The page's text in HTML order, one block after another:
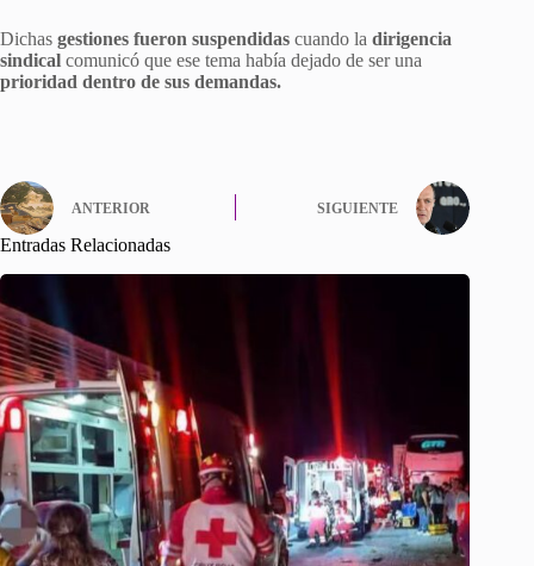
Dichas gestiones fueron suspendidas cuando la dirigencia
sindical comunicó que ese tema había dejado de ser una
prioridad dentro de sus demandas.
ANTERIOR SIGUIENTE
Entradas Relacionadas